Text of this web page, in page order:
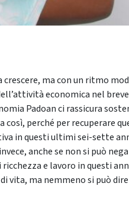
ma con un ritmo
economica nel breve
Padoan ci rassicura
perché per recuperare
in questi ultimi sei-sette
anche se non si può
e lavoro in questi
vita, ma nemmeno si può